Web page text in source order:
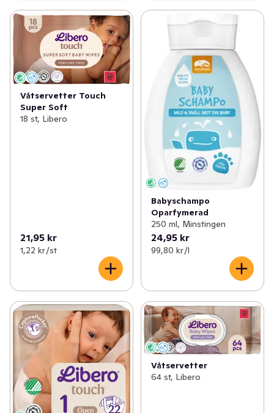
Våtservetter Touch
Super Soft
18 st, Libero
21,95 kr
1,22 kr /st
Babyschampo
Oparfymerad
250 ml, Minstingen
24,95 kr
99,80 kr /l
Våtservetter
64 st, Libero